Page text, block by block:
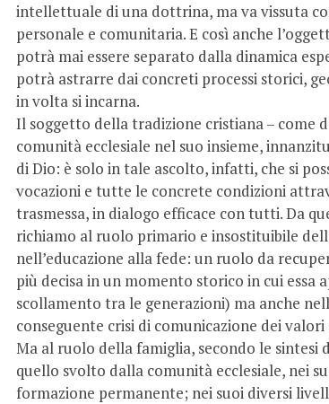
intellettuale di una dottrina, ma va vissuta
personale e comunitaria. E così anche
potrà mai essere separato dalla dinamica
potrà astrarre dai concreti processi storici,
in volta si incarna.
Il soggetto della tradizione cristiana – come
comunità ecclesiale nel suo insieme,
di Dio: è solo in tale ascolto, infatti, che si
vocazioni e tutte le concrete condizioni
trasmessa, in dialogo efficace con tutti. Da
richiamo al ruolo primario e insostituibile
nell’educazione alla fede: un ruolo da
più decisa in un momento storico in cui essa
scollamento tra le generazioni) ma anche
conseguente crisi di comunicazione dei
Ma al ruolo della famiglia, secondo le sintesi
quello svolto dalla comunità ecclesiale, nei
formazione permanente; nei suoi diversi